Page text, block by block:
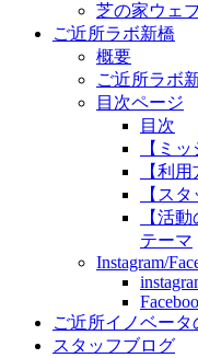
芝の家ウェ
ご近所ラボ新橋
概要
ご近所ラボ
目次ページ
目次
【ミ
【利
【ス
【活
テーマ
Instagram/
ご近所イノベータ
スタッフブログ